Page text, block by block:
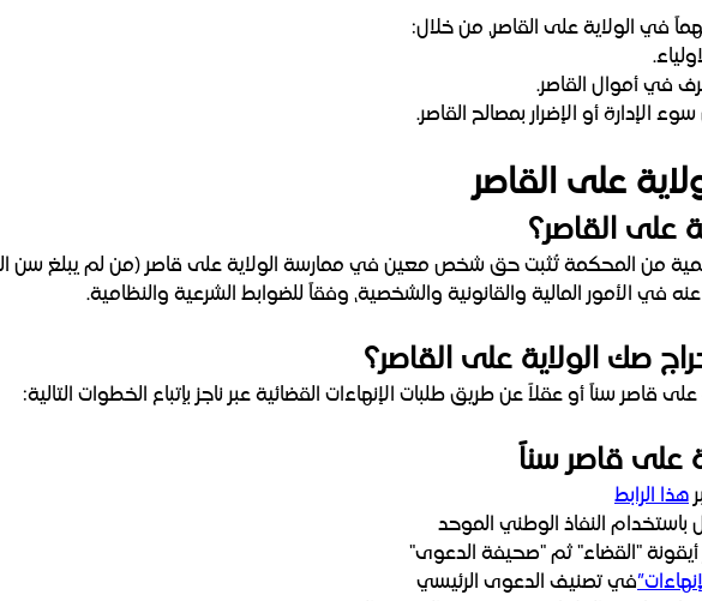
في الولاية على القاصر، من خلال:
في أموال القاصر.
الإدارة أو الإضرار بمصالح القاصر.
على القاصر
على القاصر؟
من المحكمة تُثبت حق شخص معين في ممارسة الولاية على قاصر (من لم يبلغ سن
عنه في الأمور المالية والقانونية والشخصية، وفقاً للضوابط الشرعية والنظامية.
صك الولاية على القاصر؟
قاصر سناً أو عقلاً عن طريق طلبات الإنهاءات القضائية عبر ناجز بإتباع الخطوات التالية:
على قاصر سناً
هذا الرابط
النفاذ الوطني الموحد
أيقونة "القضاء" ثم "صحيفة الدعوى"
في تصنيف الدعوى الرئيسي